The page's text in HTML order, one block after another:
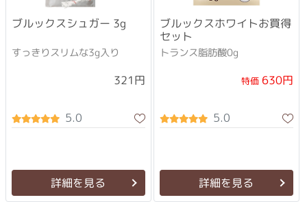
ブルックスシュガー 3g
すっきりスリムな3g入り
321円
5.0
詳細を見る
ブルックスホワイトお買得
セット
トランス脂肪酸0g
特価630円
5.0
詳細を見る